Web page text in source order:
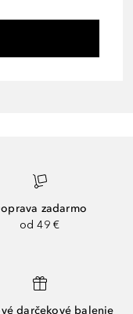
zadarmo
od 49 €
darčekové balenie